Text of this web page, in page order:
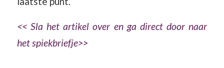
<< Sla het artikel over en ga direct door naar
het spiekbriefje>>